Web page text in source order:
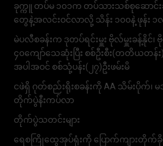
ခုက္ကူ တပ်မ ၁၀၁က တပ်သားသစ်စုဆော
တွေနဲ့အလင်းဝင်လာလို့ သိန်း ၁၀၀နဲ့ ဖုန်း ၁လုံး
မဲပလီစခန်းက ဒုတပ်ရင်းမှူး ဗိုလ်မှူးခန့်နိုင်၊
၄၀ကျော်သေဆုံးပြီး စစ်ဦးစီး(တတိယတန်
အပါအဝင် စစ်သုံ့ပန်း(၂၇)ဦးဖမ်းမိ
ငဖဲရှိ ဂုတ်စည်းရိုးစခန်းကို AA သိမ်းပိုက်၊
တိုက်ပွဲနီးကပ်လာ
တိုက်ပွဲသတင်းများ
ရေစကြိုထွေအုပ်ရုံးကို ပြောက်ကျားတို